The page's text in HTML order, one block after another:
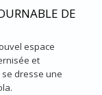
DE
espace
et
se dresse une